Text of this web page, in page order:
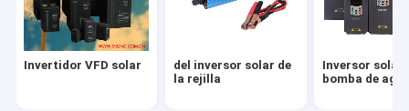
Invertidor VFD solar
del inversor solar de
la rejilla
Inversor solar
bomba de